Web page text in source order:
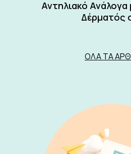
Αντηλιακό
Δέρματός
ΌΛΑ ΤΑ